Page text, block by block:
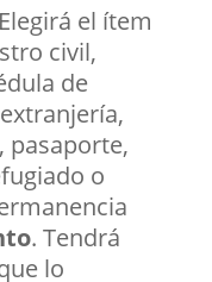
Elegirá el ítem
civil,
de
pasaporte,
o
. Tendrá
lo